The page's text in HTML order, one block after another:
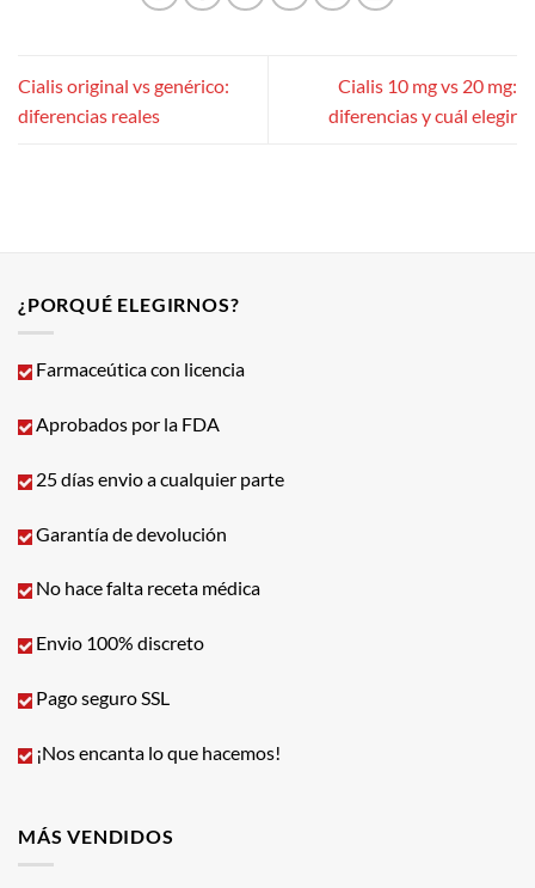
Cialis original vs genérico:
diferencias reales
Cialis 10 mg vs 20 mg:
diferencias y cuál elegir
¿PORQUÉ ELEGIRNOS?
Farmaceútica con licencia
Aprobados por la FDA
25 días envio a cualquier parte
Garantía de devolución
No hace falta receta médica
Envio 100% discreto
Pago seguro SSL
¡Nos encanta lo que hacemos!
MÁS VENDIDOS